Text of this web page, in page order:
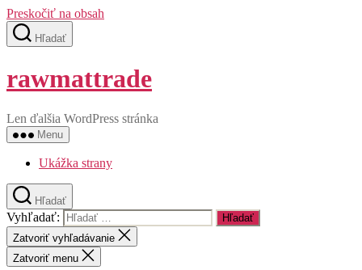
Preskočiť na obsah
Hľadať
rawmattrade
Len ďalšia WordPress stránka
Menu
Ukážka strany
Hľadať
Vyhľadať:
Zatvoriť vyhľadávanie
Zatvoriť menu